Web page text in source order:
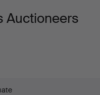
Auctioneers